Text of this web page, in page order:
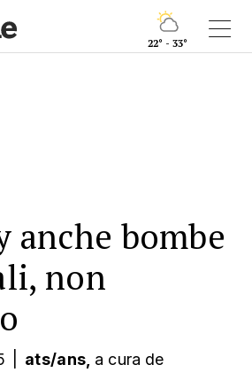
22° - 33°
anche bombe
non
ats/ans, a cura de